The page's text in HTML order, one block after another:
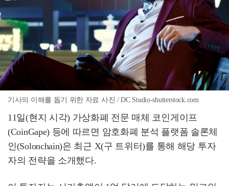
기사의 이해를 돕기 위한 자료 사진 / DC Studio-shutterstock.com
11일(현지 시각) 가상화폐 전문 매체 코인게이프
(CoinGape) 등에 따르면 암호화폐 분석 플랫폼 솔론체
인(Solonchain)은 최근 X(구 트위터)를 통해 해당 투자
자의 전략을 소개했다.